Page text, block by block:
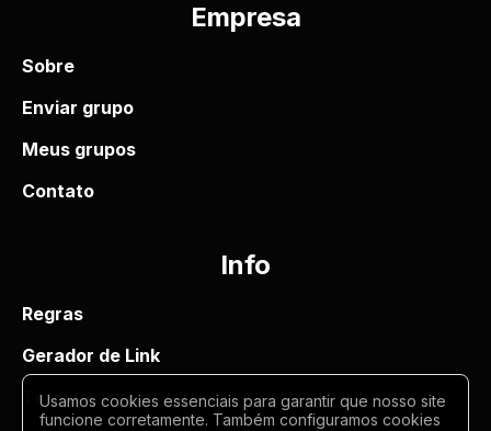
Empresa
Sobre
Enviar grupo
Meus grupos
Contato
Info
Regras
Gerador de Link
Termos de uso
Usamos cookies essenciais para garantir que nosso site
funcione corretamente. Também configuramos cookies